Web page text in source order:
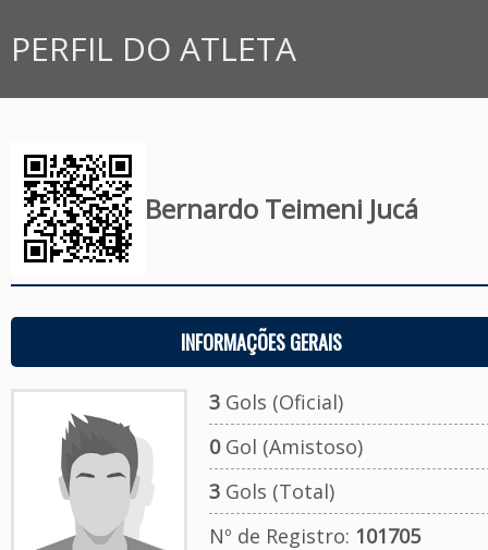
PERFIL DO ATLETA
Bernardo Teimeni Jucá
INFORMAÇÕES GERAIS
3Gols (Oficial)
0Gol (Amistoso)
3Gols (Total)
Nº de Registro: 101705